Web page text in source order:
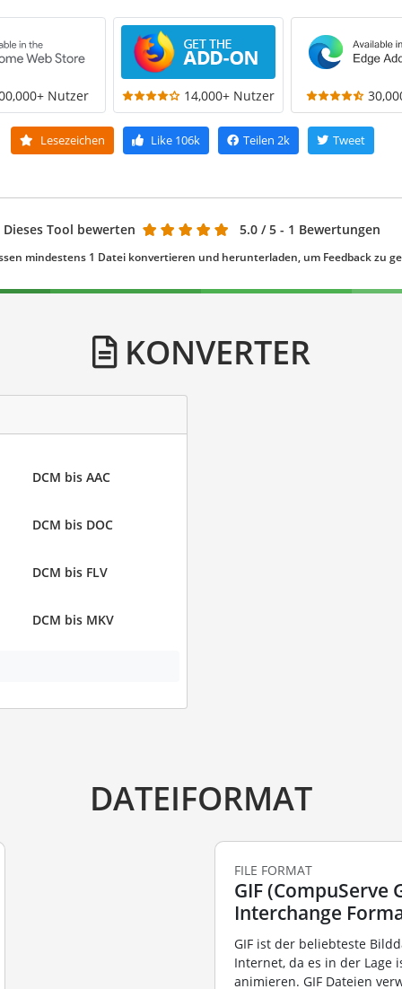
Nutzer 14,000+ Nutzer
Lesezeichen Like106k Teilen 2k Tweet
Dieses Tool bewerten 5.0 / 5 - 1 Bewertungen
mindestens 1 Datei konvertieren und herunterladen, um Feedback zu
KONVERTER
DCM bis AAC
DCM bis DOC
DCM bis FLV
DCM bis MKV
DATEIFORMAT
FILE FORMAT
GIF (CompuServe
Interchange
GIF ist der beliebteste
Internet, da es in der Lage
animieren. GIF Dateien